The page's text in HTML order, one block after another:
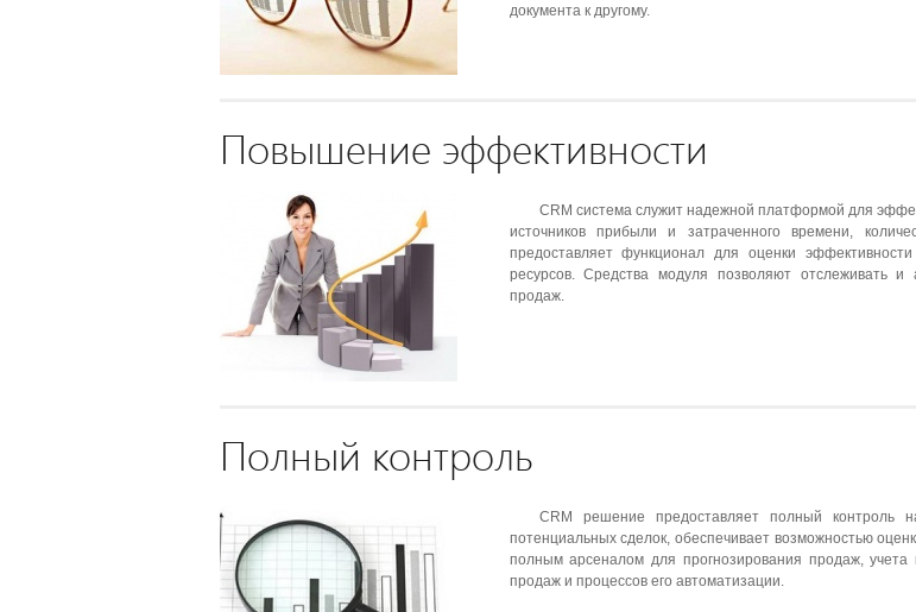
документа к другому.
Повышение эффективности
CRM система служит надежной платформой для
источников прибыли и затраченного времени,
предоставляет функционал для оценки
ресурсов. Средства модуля позволяют отслеживать и
продаж.
Полный контроль
CRM решение предоставляет полный контроль
потенциальных сделок, обеспечивает возможностью
полным арсеналом для прогнозирования продаж,
продаж и процессов его автоматизации.